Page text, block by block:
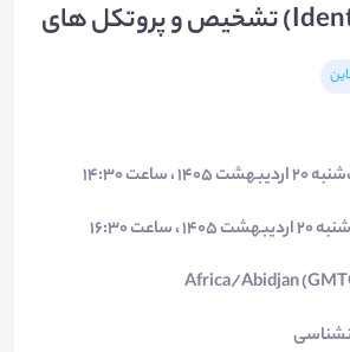
Identity Disorder) تشخیص و پروتکل های
۱۴۰۵ ، ساعت ۱۴:۳۰
۱۴۰۵ ، ساعت ۱۶:۳۰
Africa/Abidjan